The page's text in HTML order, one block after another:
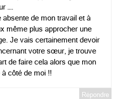
….
de mon travail et à
même plus approcher une
Je vais certainement devoir
votre sœur, je trouve
de faire cela alors que mon
côté de moi !!
Répondre